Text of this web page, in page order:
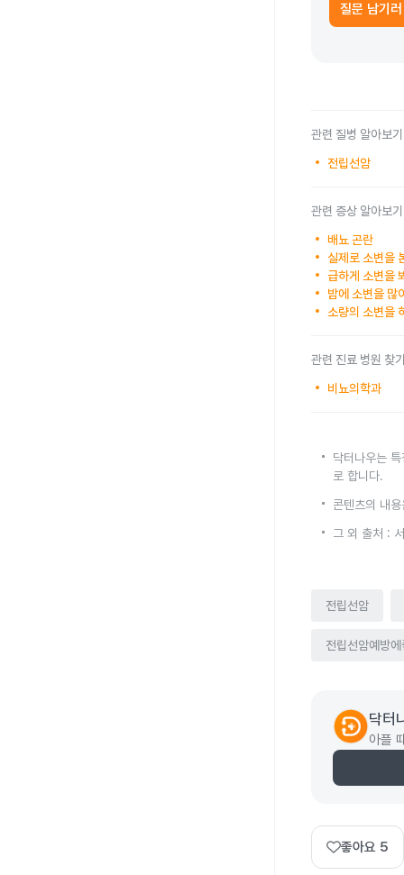
질문 남기
관련 질병 알아보기
전립선암
관련 증상 알아보기
배뇨 곤란
실제로 소변을
급하게 소변을
밤에 소변을 많
소량의 소변을
관련 진료 병원 찾
비뇨의학과
닥터나우는
로 합니다.
콘텐츠의 내
그 외 출처 :
전립선암
전립선암예방
닥터
아플
좋아요 5